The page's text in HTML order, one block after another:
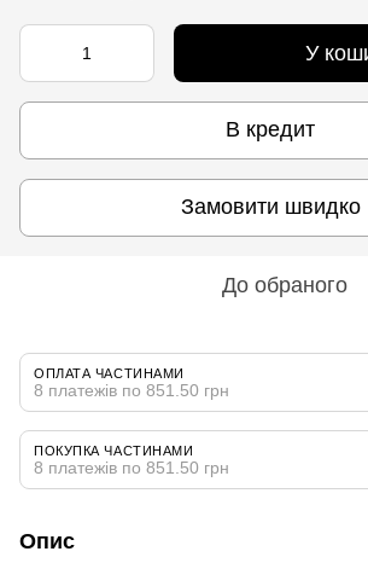
У
В кредит
Замовити швидко
До обраного
ОПЛАТА ЧАСТИНАМИ
8 платежів по 851.50 грн
ПОКУПКА ЧАСТИНАМИ
8 платежів по 851.50 грн
Опис